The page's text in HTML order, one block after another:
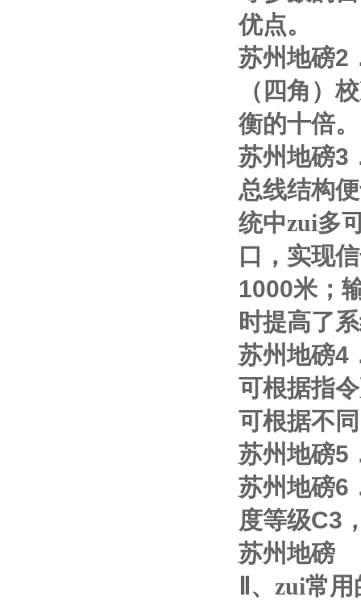
优点。
苏州地磅2
（四角）
衡的十倍。
苏州地磅3
总线结构
统中zui多
口，实现
1000米；
时提高了
苏州地磅4
可根据指
可根据不
苏州地磅5
苏州地磅6
度等级C3
苏州地磅
、zui常